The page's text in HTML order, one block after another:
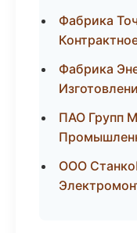
Фабрика
Фабрика
ПАО Групп
ООО